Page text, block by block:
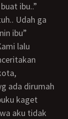
ibu..”
ibu”
ada dirumah
kaget
aku tidak